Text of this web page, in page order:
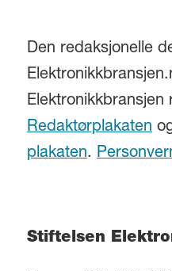
Den redaksjonelle
Elektronikkbransjen
Redaktørplakaten
plakaten.
Stiftelsen